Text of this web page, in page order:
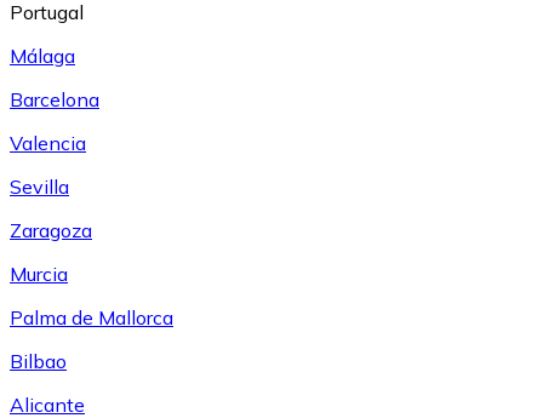
Portugal
Málaga
Barcelona
Valencia
Sevilla
Zaragoza
Murcia
Palma de Mallorca
Bilbao
Alicante